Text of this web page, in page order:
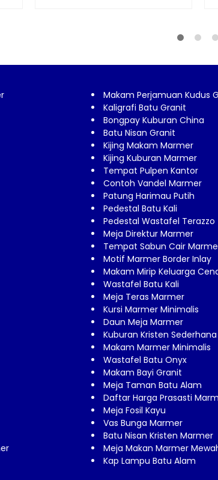
Makam Perjamuan Kudus
Kaligrafi Batu Granit
Bongpay Kuburan China
Batu Nisan Granit
Kijing Makam Marmer
Kijing Kuburan Marmer
Tempat Pulpen Kantor
Contoh Vandel Marmer
Patung Harimau Putih
Pedestal Batu Kali
Pedestal Wastafel Terazzo
Meja Direktur Marmer
Tempat Sabun Cair
Motif Marmer Border Inlay
Makam Mirip Keluarga
Wastafel Batu Kali
Meja Teras Marmer
Kursi Marmer Minimalis
Daun Meja Marmer
Kuburan Kristen Sederhana
Makam Marmer Minimalis
Wastafel Batu Onyx
Makam Bayi Granit
Meja Taman Batu Alam
Daftar Harga Prasasti
Meja Fosil Kayu
Vas Bunga Marmer
Batu Nisan Kristen Marmer
Meja Makan Marmer
Kap Lampu Batu Alam